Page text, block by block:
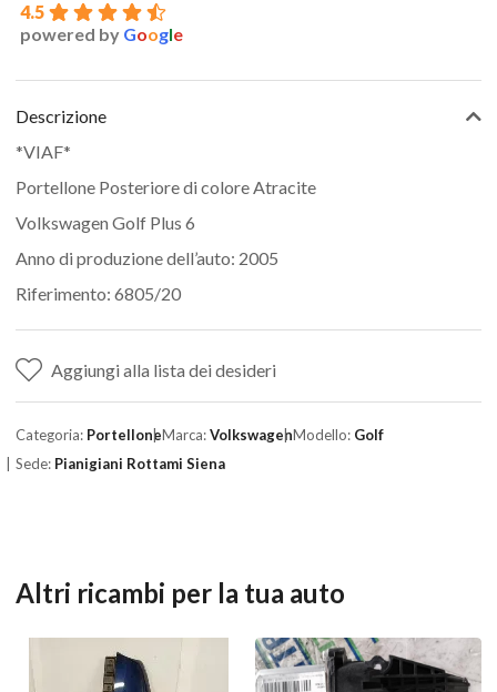
4.5
powered by Google
Descrizione
*VIAF*
Portellone Posteriore di colore Atracite
Volkswagen Golf Plus 6
Anno di produzione dell’auto: 2005
Riferimento: 6805/20
Aggiungi alla lista dei desideri
Categoria: PortelloneMarca:VolkswagenModello: Golf
Sede: Pianigiani Rottami Siena
Altri ricambi per la tua auto